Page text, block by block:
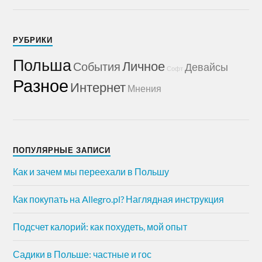
РУБРИКИ
ПольшаСобытияЛичное Софт Девайсы
РазноеИнтернет Мнения
ПОПУЛЯРНЫЕ ЗАПИСИ
Как и зачем мы переехали в Польшу
Как покупать на Allegro.pl? Наглядная инструкция
Подсчет калорий: как похудеть, мой опыт
Садики в Польше: частные и гос